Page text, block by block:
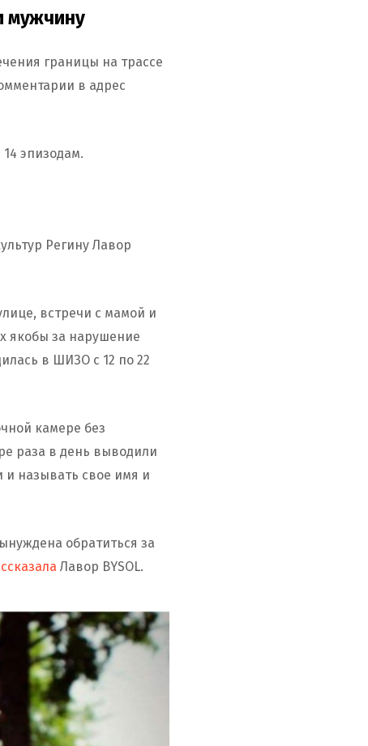
мужчину
границы на трассе
в адрес
эпизодам.
Регину Лавор
встречи с мамой и
якобы за нарушение
в ШИЗО с 12 по 22
камере без
раза в день выводили
и называть свое имя и
обратиться за
Лавор BYSOL.